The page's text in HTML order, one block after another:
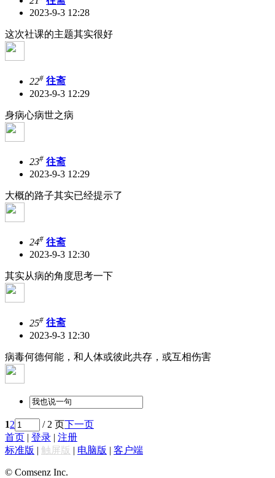
2023-9-3 12:28
这次社课的主题其实很好
22# 往斋
2023-9-3 12:29
身病心病世之病
23# 往斋
2023-9-3 12:29
大概的路子其实已经提示了
24# 往斋
2023-9-3 12:30
其实从病的角度思考一下
25# 往斋
2023-9-3 12:30
病毒何德何能，和人体或彼此共存，或互相伤害
12 / 2 页下一页
首页 | 登录 | 注册
标准版 | 触屏版 | 电脑版 | 客户端
© Comsenz Inc.